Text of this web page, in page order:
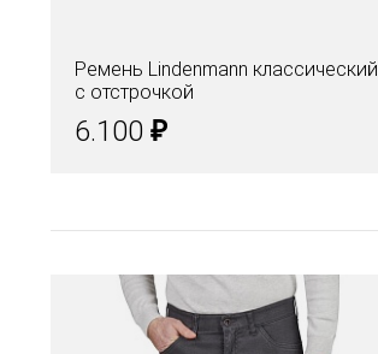
Ремень Lindenmann классический
с отстрочкой
6.100 ₽